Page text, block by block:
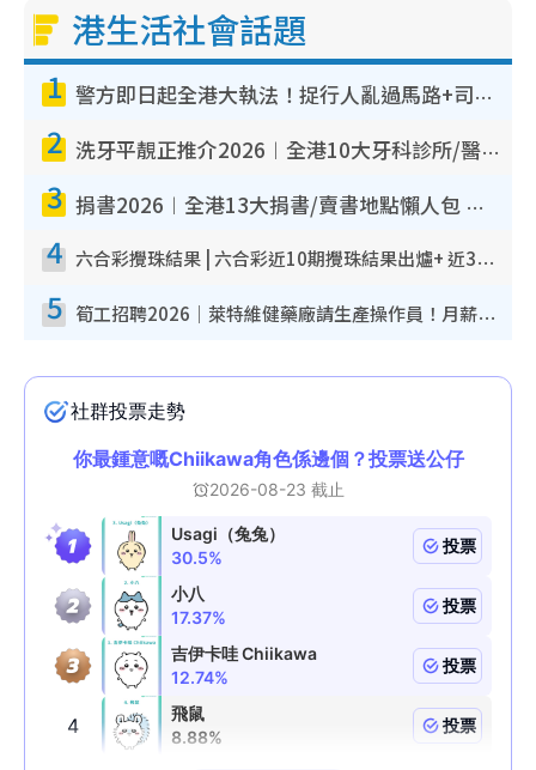
港生活社會話題
1 警方即日起全港大執法！捉行人亂過馬路+司機不專注駕駛！亂過馬路罰$2000
2 洗牙平靚正推介2026︱全港10大牙科診所/醫院懶人包 夜診至8點/鎮靜潔牙/醫療券適用
3 捐書2026︱全港13大捐書/賣書地點懶人包 二手課本最高$150＋舊書換免費咖啡/戲票
4 六合彩攪珠結果 | 六合彩近10期攪珠結果出爐+ 近30期最旺熱門中獎號碼
5 筍工招聘2026｜萊特維健藥廠請生產操作員！月薪高達$1.7萬 冷氣廠房/五天工作/保證雙糧